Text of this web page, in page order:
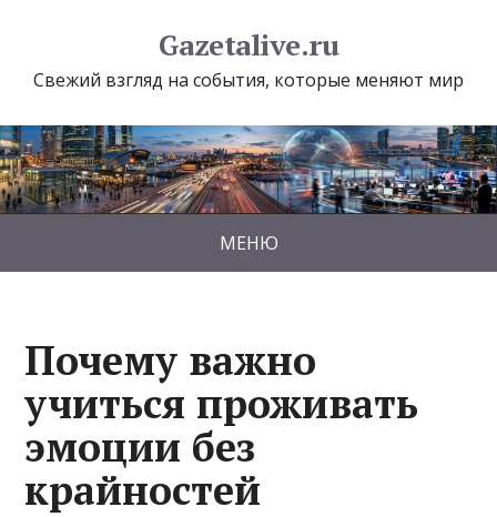
Gazetalive.ru
Свежий взгляд на события, которые меняют мир
МЕНЮ
Почему важно
учиться проживать
эмоции без
крайностей